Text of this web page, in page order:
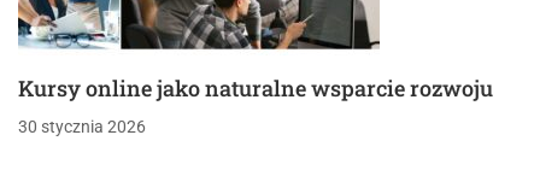
Kursy online jako naturalne wsparcie rozwoju
30 stycznia 2026